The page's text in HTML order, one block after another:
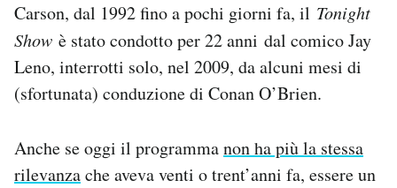
Carson, dal 1992 fino a pochi giorni fa, il Tonight
Show è stato condotto per 22 anni dal comico Jay
Leno, interrotti solo, nel 2009, da alcuni mesi di
(sfortunata) conduzione di Conan O’Brien.
Anche se oggi il programmanon ha più la stessa
rilevanzache aveva venti o trent’anni fa, essere un